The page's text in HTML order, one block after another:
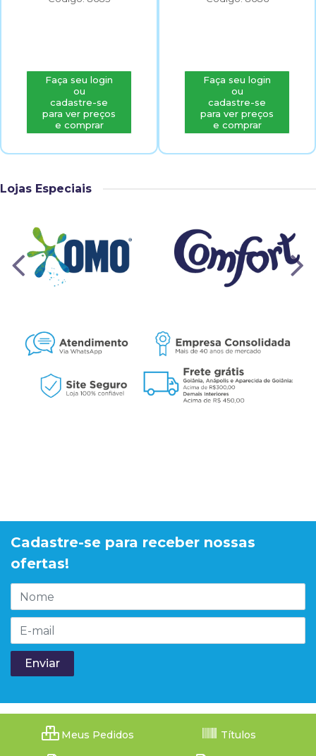
Faça seu login
ou
cadastre-se
para ver preços
e comprar
Faça seu login
ou
cadastre-se
para ver preços
e comprar
Lojas Especiais
Cadastre-se para receber nossas
ofertas!
Meus Pedidos Títulos